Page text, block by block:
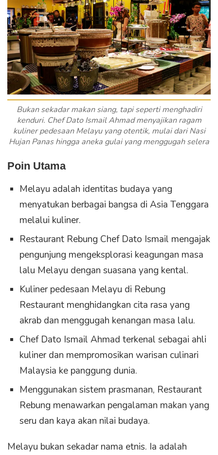
Bukan sekadar makan siang, tapi seperti menghadiri
kenduri. Chef Dato Ismail Ahmad menyajikan ragam
kuliner pedesaan Melayu yang otentik, mulai dari Nasi
Hujan Panas hingga aneka gulai yang menggugah selera
Poin Utama
Melayu adalah identitas budaya yang
menyatukan berbagai bangsa di Asia Tenggara
melalui kuliner.
Restaurant Rebung Chef Dato Ismail mengajak
pengunjung mengeksplorasi keagungan masa
lalu Melayu dengan suasana yang kental.
Kuliner pedesaan Melayu di Rebung
Restaurant menghidangkan cita rasa yang
akrab dan menggugah kenangan masa lalu.
Chef Dato Ismail Ahmad terkenal sebagai ahli
kuliner dan mempromosikan warisan culinari
Malaysia ke panggung dunia.
Menggunakan sistem prasmanan, Restaurant
Rebung menawarkan pengalaman makan yang
seru dan kaya akan nilai budaya.
Melayu bukan sekadar nama etnis. Ia adalah